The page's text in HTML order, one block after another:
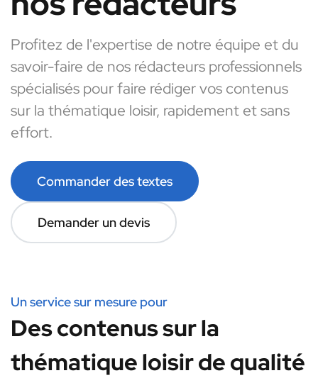
Profitez de l'expertise de notre équipe et du
savoir-faire de nos rédacteurs professionnels
spécialisés pour faire rédiger vos contenus
sur la thématique loisir, rapidement et sans
effort.
Commander des textes
Demander un devis
Un service sur mesure pour
Des contenus sur la
thématique loisir de qualité